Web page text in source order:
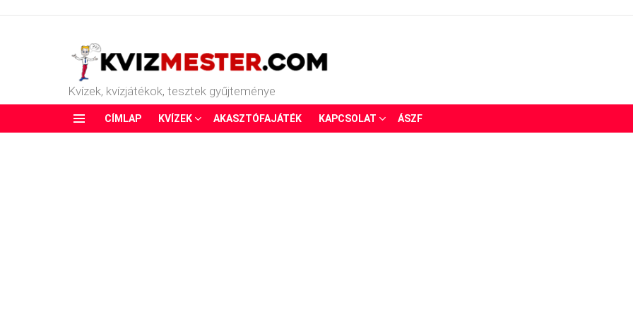
Kvízek, kvízjátékok, tesztek gyűjteménye
CÍMLAP KVÍZEK AKASZTÓFAJÁTÉK KAPCSOLAT ÁSZF